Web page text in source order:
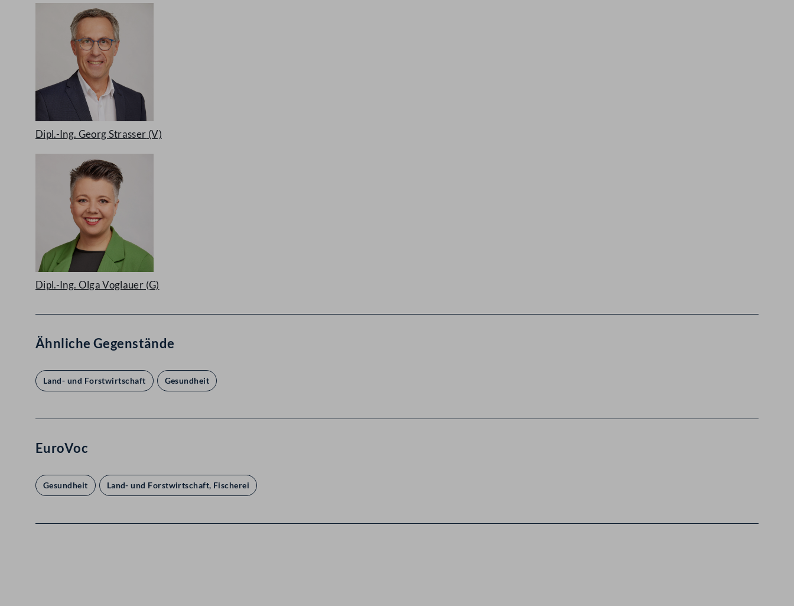
Dipl.-Ing. Georg Strasser (V)
Dipl.-Ing. Olga Voglauer (G)
Ähnliche Gegenstände
Land- und Forstwirtschaft Gesundheit
EuroVoc
Gesundheit Land- und Forstwirtschaft, Fischerei